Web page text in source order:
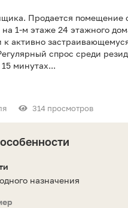
Продается
1-м этаже 24 этажного
к активно
спрос среди
минутах...
314 просмотров
назначения